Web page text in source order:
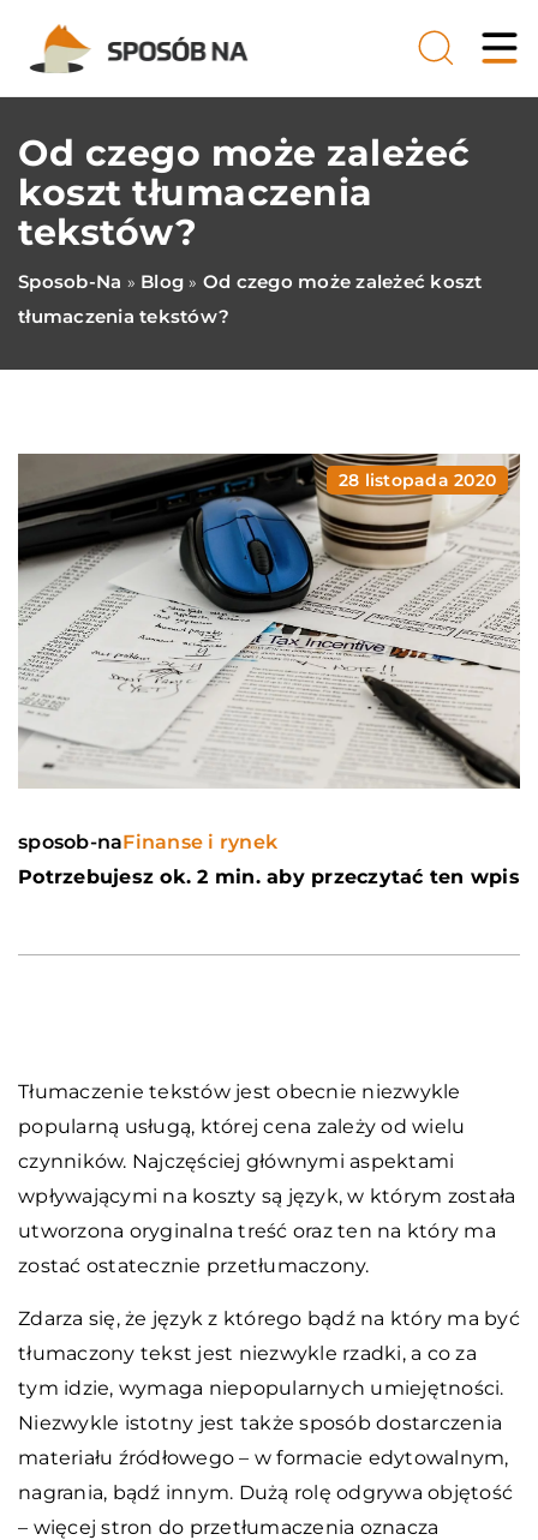
Od czego może zależeć
koszt tłumaczenia
tekstów?
Sposob-Na » Blog » Od czego może zależeć koszt
tłumaczenia tekstów?
28 listopada 2020
sposob-naFinanse i rynek
Potrzebujesz ok. 2 min. aby przeczytać ten wpis
Tłumaczenie tekstów jest obecnie niezwykle
popularną usługą, której cena zależy od wielu
czynników. Najczęściej głównymi aspektami
wpływającymi na koszty są język, w którym została
utworzona oryginalna treść oraz ten na który ma
zostać ostatecznie przetłumaczony.
Zdarza się, że język z którego bądź na który ma być
tłumaczony tekst jest niezwykle rzadki, a co za
tym idzie, wymaga niepopularnych umiejętności.
Niezwykle istotny jest także sposób dostarczenia
materiału źródłowego – w formacie edytowalnym,
nagrania, bądź innym. Dużą rolę odgrywa objętość
– więcej stron do przetłumaczenia oznacza